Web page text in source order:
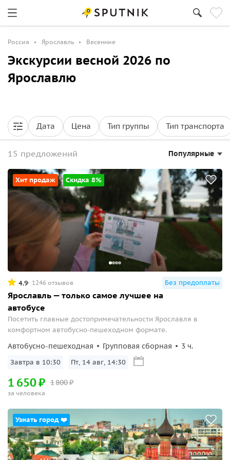
Россия Ярославль Весенние
Экскурсии весной 2026 по
Ярославлю
Дата Цена Тип группы Тип транспорта
15 предложений Популярные
Хит продаж Скидка 8%
4.9 1246 отзывов Без предоплаты
Ярославль — только самое лучшее на
автобусе
Посетить главные достопримечательности Ярославля в
комфортном автобусно-пешеходном формате.
Автобусно-пешеходная Групповая сборная 3 ч.
Завтра в 10:30 Пт, 14 авг, 14:30
1800₽
1 650₽
за человека
Узнать город ❤️